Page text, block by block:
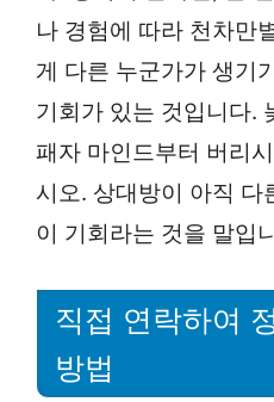
나 경험에 따라 천차만
게 다른 누군가가 생기
기회가 있는 것입니다.
패자 마인드부터 버리
시오. 상대방이 아직 다
이 기회라는 것을 말입
직접 연락하여
방법